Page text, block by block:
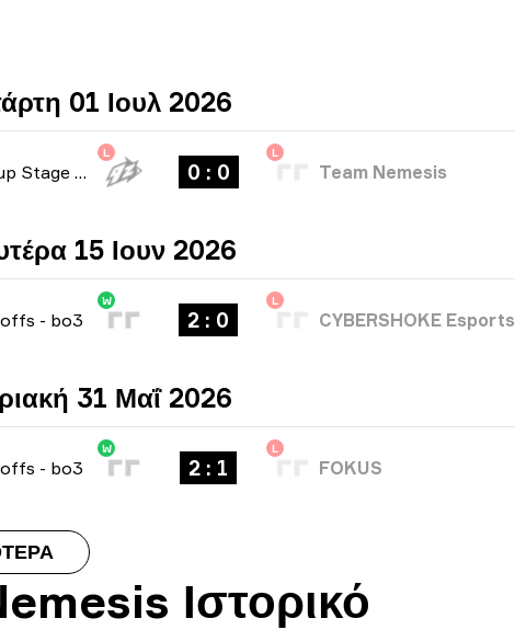
01 Ιουλ 2026
Stage bo1
L
0 : 0
L
Team Nemesis
15 Ιουν 2026
- bo3
W
2 : 0
L
CYBERSHOKE Esports
31 Μαΐ 2026
- bo3
W
2 : 1
L
FOKUS
Ιστορικό